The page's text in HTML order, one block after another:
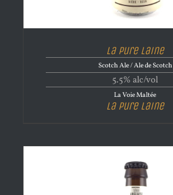
La Pure Laine
Scotch Ale / Ale de Scotch
5.5% alc/vol
La Voie Maltée
La Pure Laine